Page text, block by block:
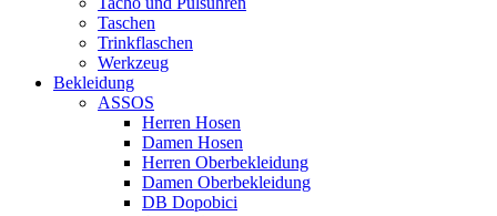
Taschen
Trinkflaschen
Werkzeug
Bekleidung
ASSOS
Herren Hosen
Damen Hosen
Herren Oberbekleidung
Damen Oberbekleidung
DB Dopobici